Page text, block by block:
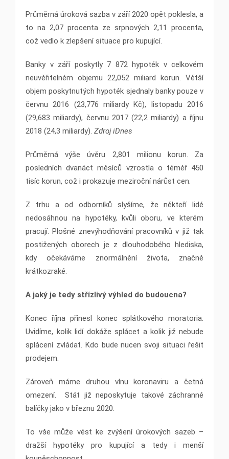
Průměrná úroková sazba v září 2020 opět poklesla, a
to na 2,07 procenta ze srpnových 2,11 procenta,
což vedlo k zlepšení situace pro kupující.
Banky v září poskytly 7 872 hypoték v celkovém
neuvěřitelném objemu 22,052 miliard korun. Větší
objem poskytnutých hypoték sjednaly banky pouze v
červnu 2016 (23,776 miliardy Kč), listopadu 2016
(29,683 miliardy), červnu 2017 (22,2 miliardy) a říjnu
2018 (24,3 miliardy). Zdroj iDnes
Průměrná výše úvěru 2,801 milionu korun. Za
posledních dvanáct měsíců vzrostla o téměř 450
tisíc korun, což i prokazuje meziroční nárůst cen.
Z trhu a od odborníků slyšíme, že někteří lidé
nedosáhnou na hypotéky, kvůli oboru, ve kterém
pracují. Plošné znevýhodňování pracovníků v již tak
postižených oborech je z dlouhodobého hlediska,
kdy očekáváme znormálnění života, značně
krátkozraké.
A jaký je tedy střízlivý výhled do budoucna?
Konec října přinesl konec splátkového moratoria.
Uvidíme, kolik lidí dokáže splácet a kolik již nebude
splácení zvládat. Kdo bude nucen svoji situaci řešit
prodejem.
Zároveň máme druhou vlnu koronaviru a četná
omezení. Stát již neposkytuje takové záchranné
balíčky jako v březnu 2020.
To vše může vést ke zvýšení úrokových sazeb –
dražší hypotéky pro kupující a tedy i menší